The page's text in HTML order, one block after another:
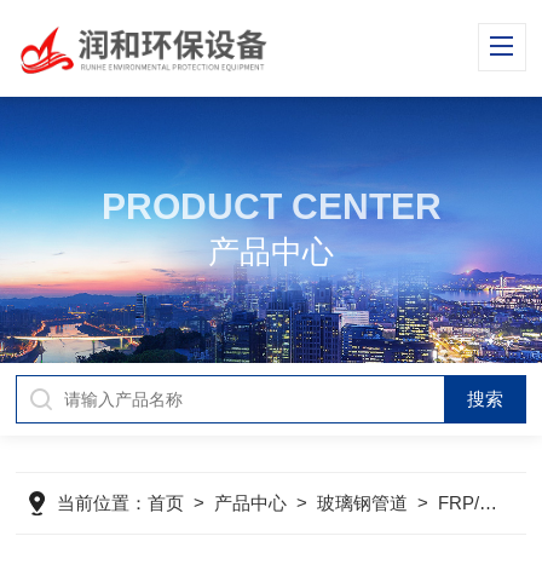
PRODUCT CENTER
产品中心
当前位置：首页 > 产品中心 >玻璃钢管道 > FRP/PVC复合管道